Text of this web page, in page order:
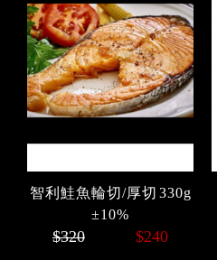
智利鮭魚輪切/厚切 330g
±10%
$320 $240